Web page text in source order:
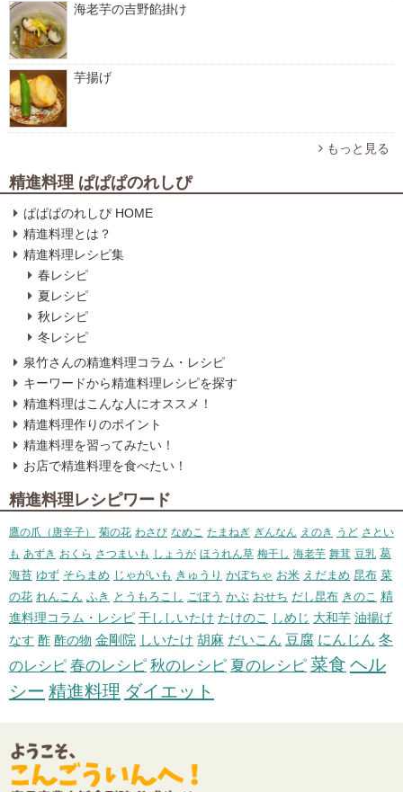
海老芋の吉野餡掛け
芋揚げ
もっと見る
精進料理 ぱぱぱのれしぴ
ぱぱぱのれしぴ HOME
精進料理とは？
精進料理レシピ集
春レシピ
夏レシピ
秋レシピ
冬レシピ
泉竹さんの精進料理コラム・レシピ
キーワードから精進料理レシピを探す
精進料理はこんな人にオススメ！
精進料理作りのポイント
精進料理を習ってみたい！
お店で精進料理を食べたい！
精進料理レシピワード
鷹の爪（唐辛子） 菊の花 わさび なめこ たまねぎ ぎんなん えのき うど さとい
も あずき おくら さつまいも しょうが ほうれん草 梅干し 海老芋 舞茸 豆乳 葛
海苔 ゆず そらまめ じゃがいも きゅうり かぼちゃ お米 えだまめ 昆布 菜
の花 れんこん ふき とうもろこし ごぼう かぶ おせち だし昆布 きのこ 精
進料理コラム・レシピ 干ししいたけ たけのこ しめじ 大和芋 油揚げ
なす 酢 酢の物 金剛院 しいたけ 胡麻 だいこん 豆腐 にんじん 冬
のレシピ 春のレシピ 秋のレシピ 夏のレシピ 菜食 ヘル
シー 精進料理 ダイエット